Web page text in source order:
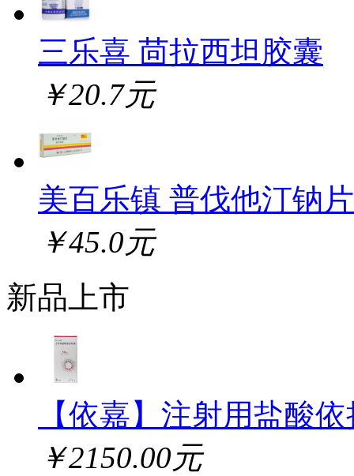
三乐喜 茴拉西坦胶囊
￥20.7元
美百乐镇 普伐他汀钠片
￥45.0元
新品上市
【依嘉】注射用盐酸
￥2150.00元